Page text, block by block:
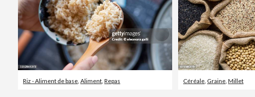
Riz - Aliment de base, Aliment, Repas Céréale, Graine, Millet